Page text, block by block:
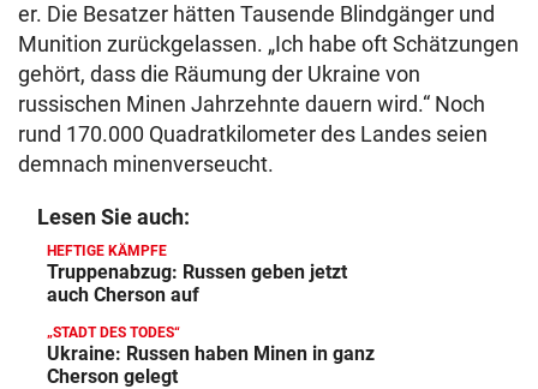
er. Die Besatzer hätten Tausende Blindgänger und
Munition zurückgelassen. „Ich habe oft Schätzungen
gehört, dass die Räumung der Ukraine von
russischen Minen Jahrzehnte dauern wird.“ Noch
rund 170.000 Quadratkilometer des Landes seien
demnach minenverseucht.
Lesen Sie auch:
HEFTIGE KÄMPFE
Truppenabzug: Russen geben jetzt
auch Cherson auf
„STADT DES TODES“
Ukraine: Russen haben Minen in ganz
Cherson gelegt